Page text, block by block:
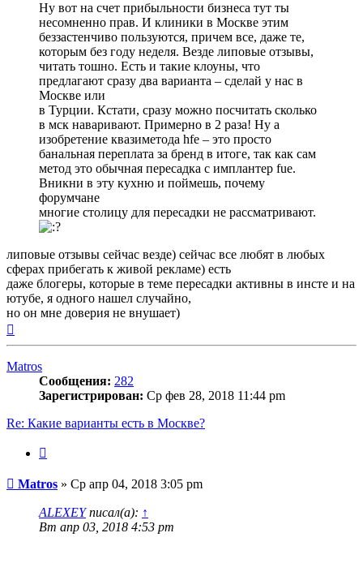
Ну вот на счет прибыльности бизнеса тут ты
несомненно прав. И клиники в Москве этим
беззастенчиво пользуются, причем все, даже те,
которым без году неделя. Везде липовые отзывы,
читать тошно. Есть и такие клоуны, что
предлагают сразу два варианта – сделай у нас в
Москве или
в Турции. Кстати, сразу можно посчитать сколько
в мск наваривают. Примерно в 2 раза! Ну а
изобретение квазиметода hfe – это просто
банальная переплата за бренд в итоге, так как сам
метод это обычная пересадка с имплантер fue.
Вникни в эту кухню и поймешь, почему
форумчане
многие столицу для пересадки не рассматривают.
липовые отзывы сейчас везде) сейчас все любят в любых
сферах прибегать к живой рекламе) есть
даже блогеры, которые в теме пересадки активны в инсте и на
ютубе, я одного нашел случайно,
но он мне доверия не внушает)
Matros
Сообщения: 282
Зарегистрирован: Ср фев 28, 2018 11:44 pm
Re: Какие варианты есть в Москве?
Сообщение
Matros » Ср апр 04, 2018 3:05 pm
ALEXEYписал(а): ↑
Вт апр 03, 2018 4:53 pm